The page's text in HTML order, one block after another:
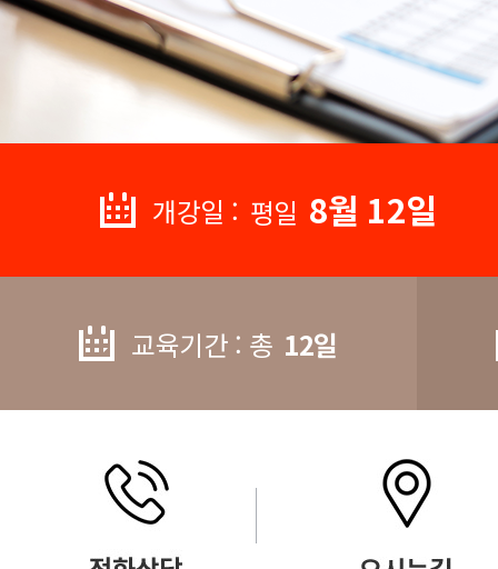
개강일 : 평일 8월 12일
교육기간 : 총 12일